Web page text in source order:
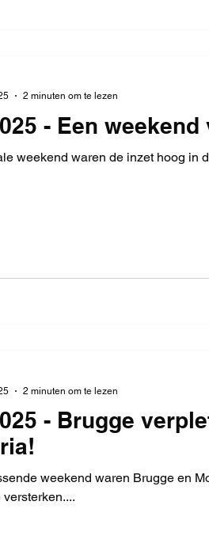
- Een
weekend waren de inzet hoog in
2 minuten om te lezen
- Brugge
weekend waren Brugge en
2 minuten om te lezen